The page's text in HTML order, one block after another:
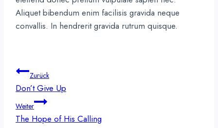
Aliquet bibendum enim facilisis gravida neque
convallis. In hendrerit gravida rutrum quisque.
Beitragsnavigation
Zurück
Don’t Give Up
Weiter
The Hope of His Calling